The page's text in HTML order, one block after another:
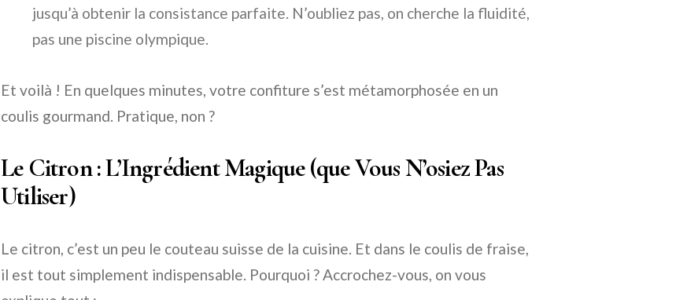
jusqu’à obtenir la consistance parfaite. N’oubliez pas, on cherche la fluidité,
pas une piscine olympique.
Et voilà ! En quelques minutes, votre confiture s’est métamorphosée en un
coulis gourmand. Pratique, non ?
Le Citron : L’Ingrédient Magique (que Vous N’osiez Pas
Utiliser)
Le citron, c’est un peu le couteau suisse de la cuisine. Et dans le coulis de fraise,
il est tout simplement indispensable. Pourquoi ? Accrochez-vous, on vous